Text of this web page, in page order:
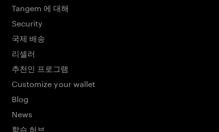
Tangem 에 대해
Security
국제 배송
리셀러
추천인 프로그램
Customize your wallet
Blog
News
학습 허브